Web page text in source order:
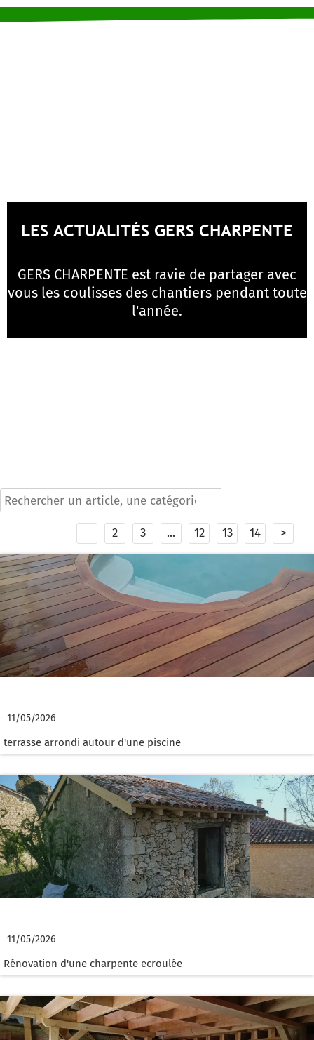
LES ACTUALITÉS GERS CHARPENTE
GERS CHARPENTE est ravie de partager avec
vous les coulisses des chantiers pendant toute
l'année.
2 3 ... 12 13 14 >
11/05/2026
terrasse arrondi autour d'une piscine
11/05/2026
Rénovation d'une charpente ecroulée